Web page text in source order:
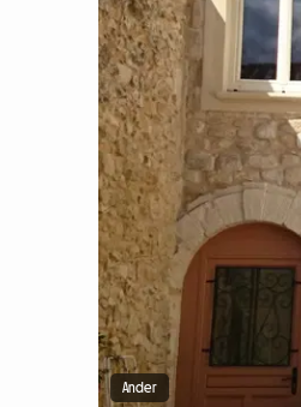
Ander